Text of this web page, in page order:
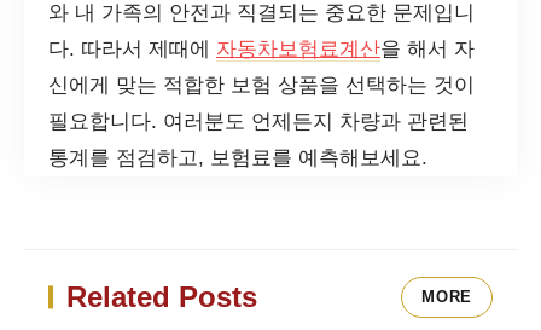
와 내 가족의 안전과 직결되는 중요한 문제입니
다. 따라서 제때에 자동차보험료계산을 해서 자
신에게 맞는 적합한 보험 상품을 선택하는 것이
필요합니다. 여러분도 언제든지 차량과 관련된
통계를 점검하고, 보험료를 예측해보세요.
Related Posts MORE